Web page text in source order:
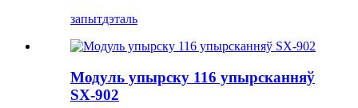
запытдэталь
Модуль упырску 116 упырсканняў
SX-902